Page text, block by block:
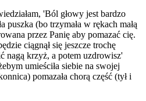
'Ból głowy jest bardzo
puszka (bo trzymała w rękach małą
przez Panię aby pomazać cię.
ciągnął się jeszcze trochę
nagą krzyż, a potem uzdrowisz'
umieściła siebie na swojej
pomazała chorą część (tył i